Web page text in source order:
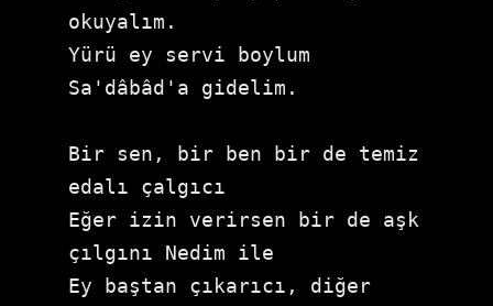
okuyalım.
Yürü ey servi boylum
Sa'dâbâd'a gidelim.
Bir sen, bir ben bir de temiz
edalı çalgıcı
Eğer izin verirsen bir de aşk
çılgını Nedim ile
Ey baştan çıkarıcı, diğer